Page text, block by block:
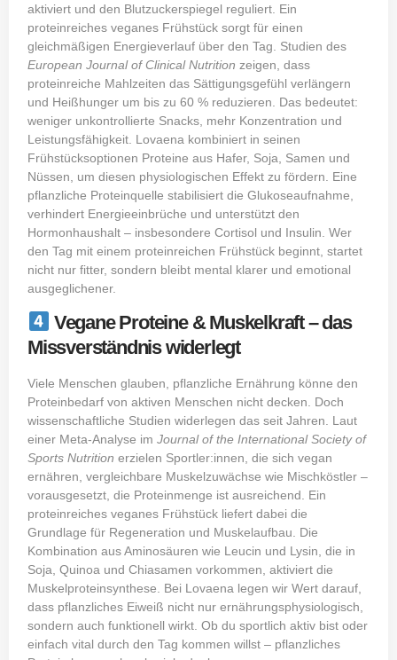
aktiviert und den Blutzuckerspiegel reguliert. Ein
proteinreiches veganes Frühstück sorgt für einen
gleichmäßigen Energieverlauf über den Tag. Studien des
European Journal of Clinical Nutrition zeigen, dass
proteinreiche Mahlzeiten das Sättigungsgefühl verlängern
und Heißhunger um bis zu 60 % reduzieren. Das bedeutet:
weniger unkontrollierte Snacks, mehr Konzentration und
Leistungsfähigkeit. Lovaena kombiniert in seinen
Frühstücksoptionen Proteine aus Hafer, Soja, Samen und
Nüssen, um diesen physiologischen Effekt zu fördern. Eine
pflanzliche Proteinquelle stabilisiert die Glukoseaufnahme,
verhindert Energieeinbrüche und unterstützt den
Hormonhaushalt – insbesondere Cortisol und Insulin. Wer
den Tag mit einem proteinreichen Frühstück beginnt, startet
nicht nur fitter, sondern bleibt mental klarer und emotional
ausgeglichener.
Vegane Proteine & Muskelkraft – das
Missverständnis widerlegt
Viele Menschen glauben, pflanzliche Ernährung könne den
Proteinbedarf von aktiven Menschen nicht decken. Doch
wissenschaftliche Studien widerlegen das seit Jahren. Laut
einer Meta-Analyse im Journal of the International Society of
Sports Nutrition erzielen Sportler:innen, die sich vegan
ernähren, vergleichbare Muskelzuwächse wie Mischköstler –
vorausgesetzt, die Proteinmenge ist ausreichend. Ein
proteinreiches veganes Frühstück liefert dabei die
Grundlage für Regeneration und Muskelaufbau. Die
Kombination aus Aminosäuren wie Leucin und Lysin, die in
Soja, Quinoa und Chiasamen vorkommen, aktiviert die
Muskelproteinsynthese. Bei Lovaena legen wir Wert darauf,
dass pflanzliches Eiweiß nicht nur ernährungsphysiologisch,
sondern auch funktionell wirkt. Ob du sportlich aktiv bist oder
einfach vital durch den Tag kommen willst – pflanzliches